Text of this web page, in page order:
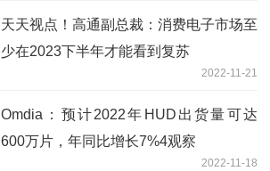
天天视点！高通副总裁：消费电子市场至
少在2023下半年才能看到复苏
2022-11-21
Omdia：预计2022年HUD出货量可达
600万片，年同比增长7%4观察
2022-11-18